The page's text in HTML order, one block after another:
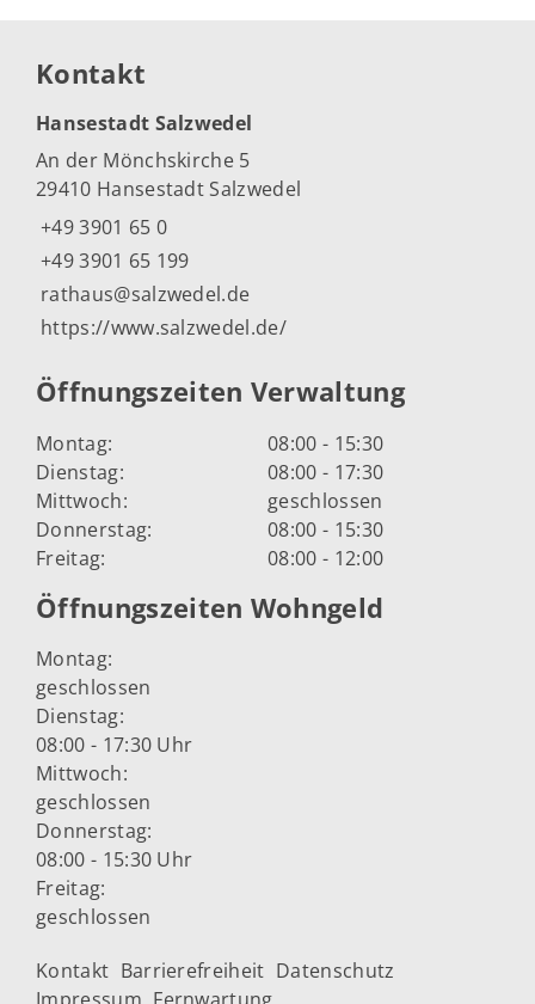
Kontakt
Hansestadt Salzwedel
An der Mönchskirche 5
29410 Hansestadt Salzwedel
+49 3901 65 0
+49 3901 65 199
rathaus@salzwedel.de
https://www.salzwedel.de/
Öffnungszeiten Verwaltung
Montag:
08:00 - 15:30
Dienstag:
08:00 - 17:30
Mittwoch:
geschlossen
Donnerstag:
08:00 - 15:30
Freitag:
08:00 - 12:00
Öffnungszeiten Wohngeld
Montag:
geschlossen
Dienstag:
08:00 - 17:30 Uhr
Mittwoch:
geschlossen
Donnerstag:
08:00 - 15:30 Uhr
Freitag:
geschlossen
Kontakt Barrierefreiheit Datenschutz